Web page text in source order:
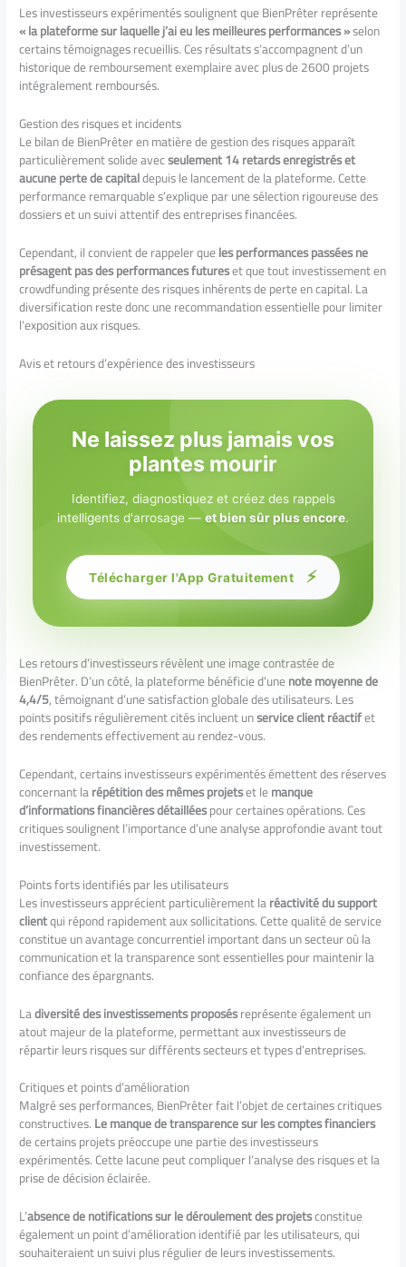
Les investisseurs expérimentés soulignent que BienPrêter représente
« la plateforme sur laquelle j’ai eu les meilleures performances »selon
certains témoignages recueillis. Ces résultats s’accompagnent d’un
historique de remboursement exemplaire avec plus de 2600 projets
intégralement remboursés.
Gestion des risques et incidents
Le bilan de BienPrêter en matière de gestion des risques apparaît
particulièrement solide avecseulement 14 retards enregistrés et
aucune perte de capitaldepuis le lancement de la plateforme. Cette
performance remarquable s’explique par une sélection rigoureuse des
dossiers et un suivi attentif des entreprises financées.
Cependant, il convient de rappeler queles performances passées ne
présagent pas des performances futureset que tout investissement en
crowdfunding présente des risques inhérents de perte en capital. La
diversification reste donc une recommandation essentielle pour limiter
l’exposition aux risques.
Avis et retours d’expérience des investisseurs
Ne laissez plus jamais vos
plantes mourir
Identifiez, diagnostiquez et créez des rappels
intelligents d'arrosage — et bien sûr plus encore.
Télécharger l'App Gratuitement ⚡
Les retours d’investisseurs révèlent une image contrastée de
BienPrêter. D’un côté, la plateforme bénéficie d’unenote moyenne de
4,4/5, témoignant d’une satisfaction globale des utilisateurs. Les
points positifs régulièrement cités incluent unservice client réactifet
des rendements effectivement au rendez-vous.
Cependant, certains investisseurs expérimentés émettent des réserves
concernant larépétition des mêmes projetset lemanque
d’informations financières détailléespour certaines opérations. Ces
critiques soulignent l’importance d’une analyse approfondie avant tout
investissement.
Points forts identifiés par les utilisateurs
Les investisseurs apprécient particulièrement laréactivité du support
clientqui répond rapidement aux sollicitations. Cette qualité de service
constitue un avantage concurrentiel important dans un secteur où la
communication et la transparence sont essentielles pour maintenir la
confiance des épargnants.
Ladiversité des investissements proposésreprésente également un
atout majeur de la plateforme, permettant aux investisseurs de
répartir leurs risques sur différents secteurs et types d’entreprises.
Critiques et points d’amélioration
Malgré ses performances, BienPrêter fait l’objet de certaines critiques
constructives.Le manque de transparence sur les comptes financiers
de certains projets préoccupe une partie des investisseurs
expérimentés. Cette lacune peut compliquer l’analyse des risques et la
prise de décision éclairée.
L’absence de notifications sur le déroulement des projetsconstitue
également un point d’amélioration identifié par les utilisateurs, qui
souhaiteraient un suivi plus régulier de leurs investissements.